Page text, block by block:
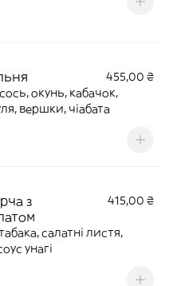
455,00 ₴
вершки, чіабата
з
415,00 ₴
унагі